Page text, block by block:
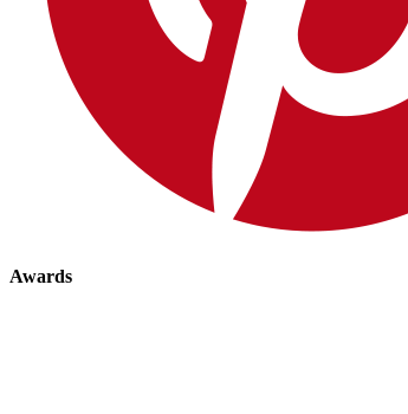
Awards